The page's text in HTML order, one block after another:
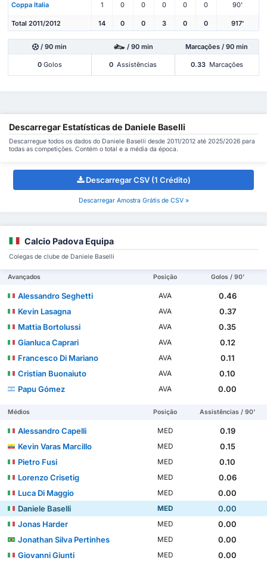
Coppa Italia 1 0 0 0 0 0 90'
Total 2011/2012 14 0 0 3 0 0 917'
/ 90 min / 90 min Marcações / 90 min
0Golos 0 Assistências 0.33 Marcações
Descarregar Estatísticas de Daniele Baselli
Descarregue todos os dados do Daniele Baselli desde 2011/2012 até 2025/2026 para
todas as competições. Contém o total e a média da época.
Descarregar CSV (1 Crédito)
Descarregar Amostra Grátis de CSV »
Calcio Padova Equipa
Colegas de clube de Daniele Baselli
Avançados Posição Golos / 90'
Alessandro Seghetti AVA
0.46
Kevin Lasagna
AVA
0.37
Mattia Bortolussi
AVA
0.35
Gianluca Caprari
AVA
0.12
Francesco Di Mariano
AVA
0.11
Cristian Buonaiuto
AVA
0.10
Papu Gómez
AVA 0.00
Médios Posição Assistências / 90'
Alessandro Capelli MED
0.19
Kevin Varas Marcillo
MED
0.15
Pietro Fusi
MED
0.10
Lorenzo Crisetig
MED
0.06
Luca Di Maggio
MED
0.00
Daniele Baselli
MED
0.00
Jonas Harder
MED
0.00
Jonathan Silva Pertinhes
MED
0.00
Giovanni Giunti
MED 0.00